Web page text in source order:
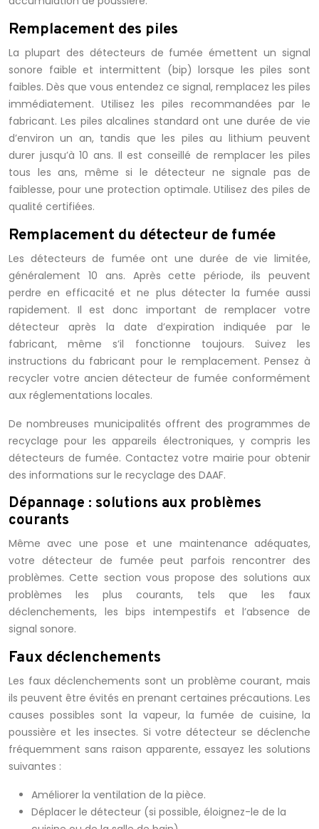
Remplacement des piles
La plupart des détecteurs de fumée émettent un signal
sonore faible et intermittent (bip) lorsque les piles sont
faibles. Dès que vous entendez ce signal, remplacez les piles
immédiatement. Utilisez les piles recommandées par le
fabricant. Les piles alcalines standard ont une durée de vie
d’environ un an, tandis que les piles au lithium peuvent
durer jusqu’à 10 ans. Il est conseillé de remplacer les piles
tous les ans, même si le détecteur ne signale pas de
faiblesse, pour une protection optimale. Utilisez des piles de
qualité certifiées.
Remplacement du détecteur de fumée
Les détecteurs de fumée ont une durée de vie limitée,
généralement 10 ans. Après cette période, ils peuvent
perdre en efficacité et ne plus détecter la fumée aussi
rapidement. Il est donc important de remplacer votre
détecteur après la date d’expiration indiquée par le
fabricant, même s’il fonctionne toujours. Suivez les
instructions du fabricant pour le remplacement. Pensez à
recycler votre ancien détecteur de fumée conformément
aux réglementations locales.
De nombreuses municipalités offrent des programmes de
recyclage pour les appareils électroniques, y compris les
détecteurs de fumée. Contactez votre mairie pour obtenir
des informations sur le recyclage des DAAF.
Dépannage : solutions aux problèmes
courants
Même avec une pose et une maintenance adéquates,
votre détecteur de fumée peut parfois rencontrer des
problèmes. Cette section vous propose des solutions aux
problèmes les plus courants, tels que les faux
déclenchements, les bips intempestifs et l’absence de
signal sonore.
Faux déclenchements
Les faux déclenchements sont un problème courant, mais
ils peuvent être évités en prenant certaines précautions. Les
causes possibles sont la vapeur, la fumée de cuisine, la
poussière et les insectes. Si votre détecteur se déclenche
fréquemment sans raison apparente, essayez les solutions
suivantes :
Améliorer la ventilation de la pièce.
Déplacer le détecteur (si possible, éloignez-le de la